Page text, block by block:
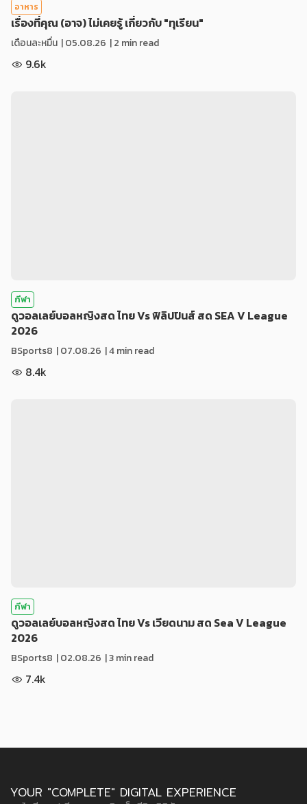
อาหาร
เรื่องที่คุณ (อาจ) ไม่เคยรู้ เกี่ยวกับ "ทุเรียน"
เดือนละหมื่น |05.08.26 | 2 min read
9.6k
กีฬา
ดูวอลเลย์บอลหญิงสด ไทย Vs ฟิลิปปินส์ สด SEA V League
2026
BSports8 |07.08.26 | 4 min read
8.4k
กีฬา
ดูวอลเลย์บอลหญิงสด ไทย Vs เวียดนาม สด Sea V League
2026
BSports8 |02.08.26 | 3 min read
7.4k
YOUR "COMPLETE" DIGITAL EXPERIENCE